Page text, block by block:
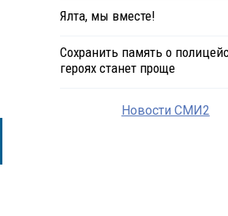
Ялта, мы вместе!
Сохранить память о
героях станет проще
Новости СМИ2